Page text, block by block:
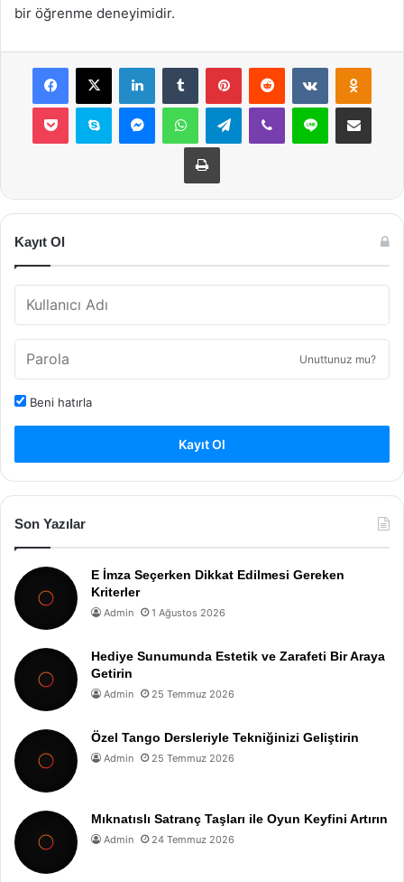
bir öğrenme deneyimidir.
Facebook
X LinkedInTumblr PinterestReddit VKontakte
Pocket Skype MessengerWhatsAppTelegramViber Line E-Posta ile
Yazdır
Kayıt Ol
Unuttunuz mu?
Beni hatırla
Kayıt Ol
Son Yazılar
E İmza Seçerken Dikkat Edilmesi Gereken
Kriterler
Admin 1 Ağustos 2026
Hediye Sunumunda Estetik ve Zarafeti Bir Araya
Getirin
Admin 25 Temmuz 2026
Özel Tango Dersleriyle Tekniğinizi Geliştirin
Admin 25 Temmuz 2026
Mıknatıslı Satranç Taşları ile Oyun Keyfini Artırın
Admin 24 Temmuz 2026